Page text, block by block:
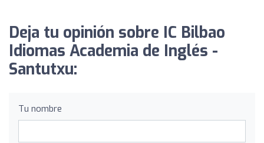
Deja tu opinión sobre IC Bilbao
Idiomas Academia de Inglés -
Santutxu:
Tu nombre